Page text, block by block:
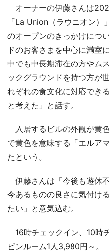
オーナーの伊藤さんは
「La Union（ラウニオン）
のオープンのきっかけにつ
ドのお客さまを中心に満室
中でも中長期滞在の方やム
ックグラウンドを持つ方が
れぞれの食文化に対応でき
と考えた」と話す。
入居するビルの外観が黄
で黄色を意味する「エルア
たという。
伊藤さんは「今後も遊休
今あるものの良さに気付け
たい」と意気込む。
16時チェックイン、10時
ビンルーム1人3,980円～。